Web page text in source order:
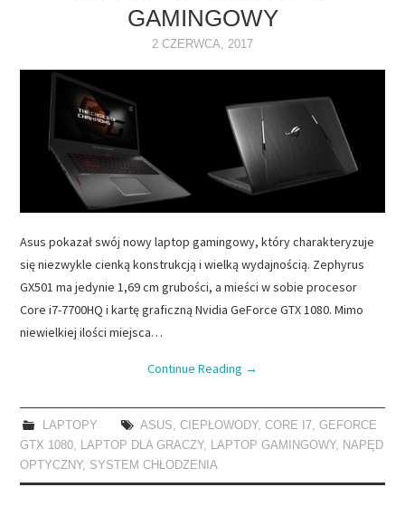
GAMINGOWY
2 CZERWCA, 2017
Asus pokazał swój nowy laptop gamingowy, który charakteryzuje
się niezwykle cienką konstrukcją i wielką wydajnością. Zephyrus
GX501 ma jedynie 1,69 cm grubości, a mieści w sobie procesor
Core i7-7700HQ i kartę graficzną Nvidia GeForce GTX 1080. Mimo
niewielkiej ilości miejsca…
Continue Reading →
LAPTOPY ASUS, CIEPŁOWODY, CORE I7, GEFORCE
GTX 1080, LAPTOP DLA GRACZY, LAPTOP GAMINGOWY, NAPĘD
OPTYCZNY, SYSTEM CHŁODZENIA